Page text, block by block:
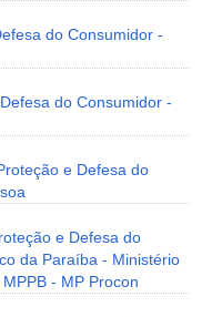
do Consumidor -
do Consumidor -
e Defesa do
e Defesa do
da Paraíba - Ministério
- MP Procon